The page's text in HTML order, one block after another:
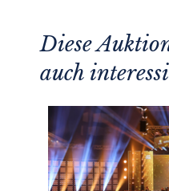
Diese
auch